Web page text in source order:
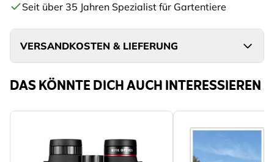
Seit über 35 Jahren Spezialist für Gartentiere
VERSANDKOSTEN & LIEFERUNG
DAS KÖNNTE DICH AUCH INTERESSIEREN